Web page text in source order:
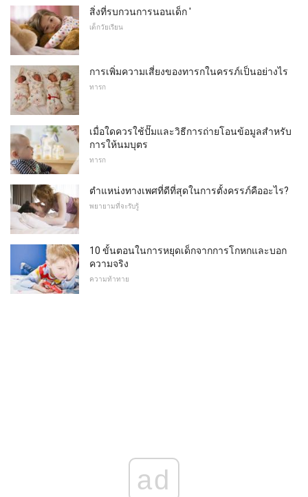
สิ่งที่รบกวนการนอนเด็ก '
เด็กวัยเรียน
การเพิ่มความเสี่ยงของทารกในครรภ์เป็นอย่างไร
ทารก
เมื่อใดควรใช้ปั๊มและวิธีการถ่ายโอนข้อมูลสำหรับ
การให้นมบุตร
ทารก
ตำแหน่งทางเพศที่ดีที่สุดในการตั้งครรภ์คืออะไร?
พยายามที่จะรับรู้
10 ขั้นตอนในการหยุดเด็กจากการโกหกและบอก
ความจริง
ความท้าทาย
ad